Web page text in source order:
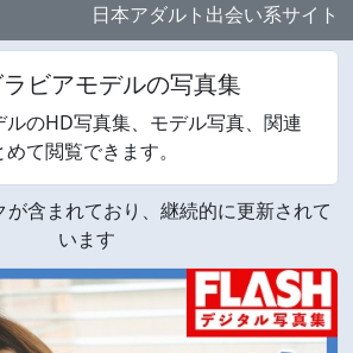
日本アダルト出会い系サイト
ビアモデルの写真集
ルのHD写真集、モデル写真、関連
て閲覧できます。
が含まれており、継続的に更新されて
います